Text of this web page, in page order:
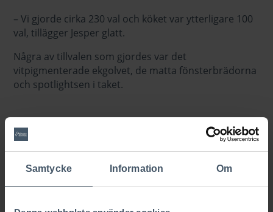
Samtycke Information Om
– Vi gjorde cirka 230 val och köket var ytterligare 100
val, tillägger Jesper glatt.
Några av tillvalen som gjordes var det
vitpigmenterade ekgolvet, de matta fönsterbrädorna
och spotlightsen i taket.
Från gammal äppelträdgård till
drömtomt
Svärmor och svärfar bor mitt emot.
Trädgårdsmästaren och vaktmästaren som de så